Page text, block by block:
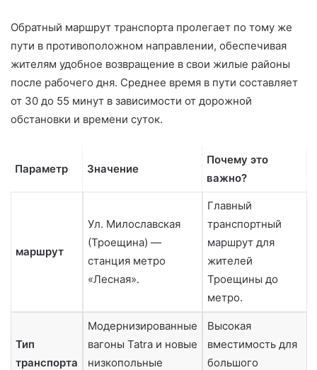
Обратный маршрут транспорта пролегает по тому же
пути в противоположном направлении, обеспечивая
жителям удобное возвращение в свои жилые районы
после рабочего дня. Среднее время в пути составляет
от 30 до 55 минут в зависимости от дорожной
обстановки и времени суток.
Параметр Значение
Почему это
важно?
маршрут
Ул. Милославская
(Троещина) —
станция метро
«Лесная».
Главный
транспортный
маршрут для
жителей
Троещины до
метро.
Тип
транспорта
Модернизированные
вагоны Tatra и новые
низкопольные
Высокая
вместимость для
большого